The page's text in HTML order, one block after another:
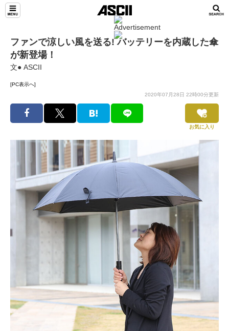
ファンで涼しい風を送る! バッテリーを内蔵した傘
が新登場！
文● ASCII
[PC表示へ]
2020年07月28日 22時00分更新
お気に入り